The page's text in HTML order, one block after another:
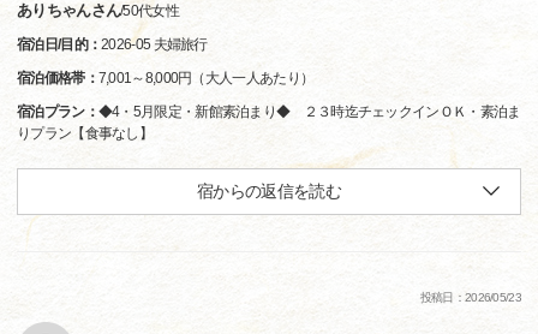
ありちゃんさん/50代女性
宿泊日/目的：2026-05 夫婦旅行
宿泊価格帯： 7,001～8,000円（大人一人あたり）
宿泊プラン： ◆4・5月限定・新館素泊まり◆ ２３時迄チェックインＯＫ・素泊ま
りプラン【食事なし】
宿からの返信を読む
投稿日：2026/05/23